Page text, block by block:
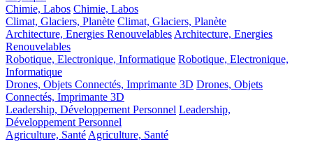
Chimie, Labos Chimie, Labos
Climat, Glaciers, Planète Climat, Glaciers, Planète
Architecture, Energies RenouvelablesArchitecture, Energies
Renouvelables
Robotique, Electronique, Informatique Robotique, Electronique,
Informatique
Drones, Objets Connectés, Imprimante 3D Drones, Objets
Connectés, Imprimante 3D
Leadership, Développement Personnel Leadership,
Développement Personnel
Agriculture, SantéAgriculture, Santé